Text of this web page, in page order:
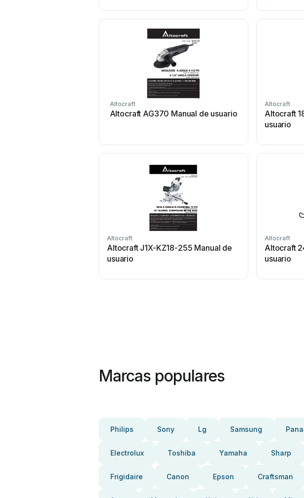
Altocraft
Altocraft AG370 Manual de usuario
Altocraft
Altocraft
usuario
Altocraft
Altocraft J1X-KZ18-255 Manual de
usuario
Altocraft
Altocraft
usuario
Marcas populares
Philips Sony Lg Samsung
Electrolux Toshiba Yamaha Sharp
Frigidaire Canon Epson Craftsman